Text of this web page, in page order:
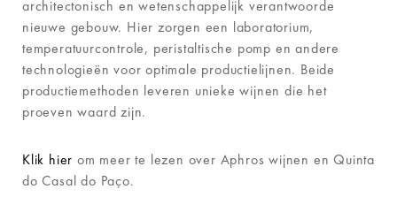
architectonisch en wetenschappelijk verantwoorde
nieuwe gebouw. Hier zorgen een laboratorium,
temperatuurcontrole, peristaltische pomp en andere
technologieën voor optimale productielijnen. Beide
productiemethoden leveren unieke wijnen die het
proeven waard zijn.
Klik hier om meer te lezen over Aphros wijnen en Quinta
do Casal do Paço.